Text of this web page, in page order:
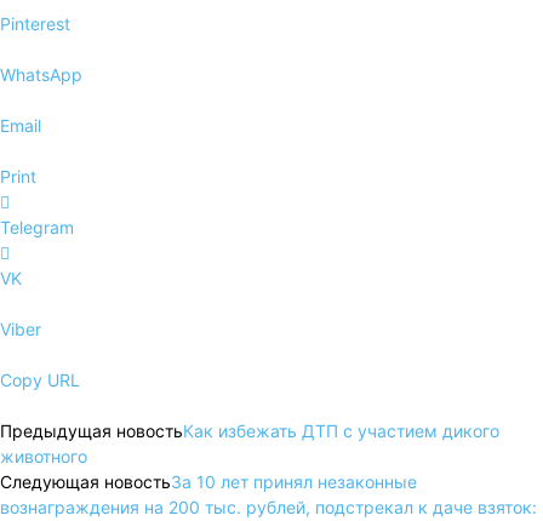
Pinterest
WhatsApp
Email
Print
Telegram
VK
Viber
Copy URL
Предыдущая новостьКак избежать ДТП с участием дикого
животного
Следующая новостьЗа 10 лет принял незаконные
вознаграждения на 200 тыс. рублей, подстрекал к даче взяток: